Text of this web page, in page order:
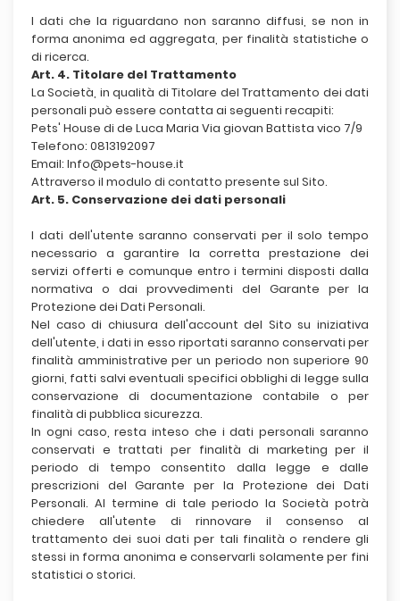
I dati che la riguardano non saranno diffusi, se non in
forma anonima ed aggregata, per finalità statistiche o
di ricerca.
Art. 4. Titolare del Trattamento
La Società, in qualità di Titolare del Trattamento dei dati
personali può essere contatta ai seguenti recapiti:
Pets' House di de Luca Maria Via giovan Battista vico 7/9
Telefono: 0813192097
Email: Info@pets-house.it
Attraverso il modulo di contatto presente sul Sito.
Art. 5. Conservazione dei dati personali
I dati dell'utente saranno conservati per il solo tempo
necessario a garantire la corretta prestazione dei
servizi offerti e comunque entro i termini disposti dalla
normativa o dai provvedimenti del Garante per la
Protezione dei Dati Personali.
Nel caso di chiusura dell'account del Sito su iniziativa
dell'utente, i dati in esso riportati saranno conservati per
finalità amministrative per un periodo non superiore 90
giorni, fatti salvi eventuali specifici obblighi di legge sulla
conservazione di documentazione contabile o per
finalità di pubblica sicurezza.
In ogni caso, resta inteso che i dati personali saranno
conservati e trattati per finalità di marketing per il
periodo di tempo consentito dalla legge e dalle
prescrizioni del Garante per la Protezione dei Dati
Personali. Al termine di tale periodo la Società potrà
chiedere all'utente di rinnovare il consenso al
trattamento dei suoi dati per tali finalità o rendere gli
stessi in forma anonima e conservarli solamente per fini
statistici o storici.